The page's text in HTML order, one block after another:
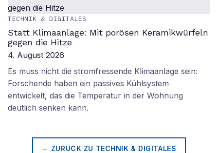
TECHNIK & DIGITALES
Statt Klimaanlage: Mit porösen Keramikwürfeln
gegen die Hitze
4. August 2026
Es muss nicht die stromfressende Klimaanlage sein:
Forschende haben ein passives Kühlsystem
entwickelt, das die Temperatur in der Wohnung
deutlich senken kann.
← ZURÜCK ZU TECHNIK & DIGITALES